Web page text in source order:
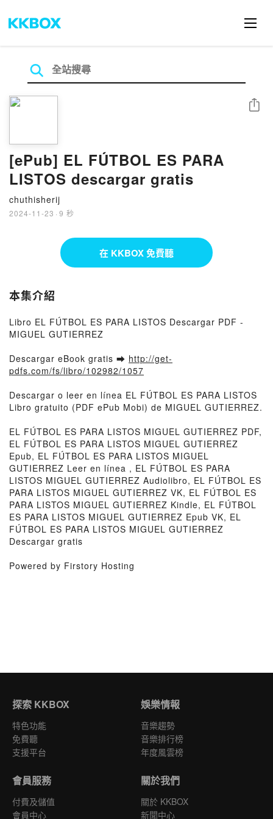
[ePub] EL FÚTBOL ES PARA
LISTOS descargar gratis
chuthisherij
2024-11-23 · 9 秒
分享
在 KKBOX 免費聽
本集介紹
Libro EL FÚTBOL ES PARA LISTOS Descargar PDF -
MIGUEL GUTIERREZ
Descargar eBook gratis ➡ http://get-
pdfs.com/fs/libro/102982/1057
Descargar o leer en línea EL FÚTBOL ES PARA LISTOS
Libro gratuito (PDF ePub Mobi) de MIGUEL GUTIERREZ.
EL FÚTBOL ES PARA LISTOS MIGUEL GUTIERREZ PDF,
EL FÚTBOL ES PARA LISTOS MIGUEL GUTIERREZ
Epub, EL FÚTBOL ES PARA LISTOS MIGUEL
GUTIERREZ Leer en línea , EL FÚTBOL ES PARA
LISTOS MIGUEL GUTIERREZ Audiolibro, EL FÚTBOL ES
PARA LISTOS MIGUEL GUTIERREZ VK, EL FÚTBOL ES
PARA LISTOS MIGUEL GUTIERREZ Kindle, EL FÚTBOL
ES PARA LISTOS MIGUEL GUTIERREZ Epub VK, EL
FÚTBOL ES PARA LISTOS MIGUEL GUTIERREZ
Descargar gratis
Powered by Firstory Hosting
探索 KKBOX
特色功能
免費聽
支援平台
娛樂情報
音樂趨勢
音樂排行榜
年度風雲榜
會員服務
付費及儲值
會員中心
關於我們
關於 KKBOX
新聞中心